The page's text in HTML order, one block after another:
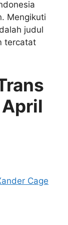
Mengikuti
judul
tercatat
April
Cage